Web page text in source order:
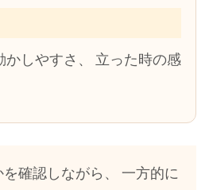
しやすさ、 立った時の感
確認しながら、 一方的に